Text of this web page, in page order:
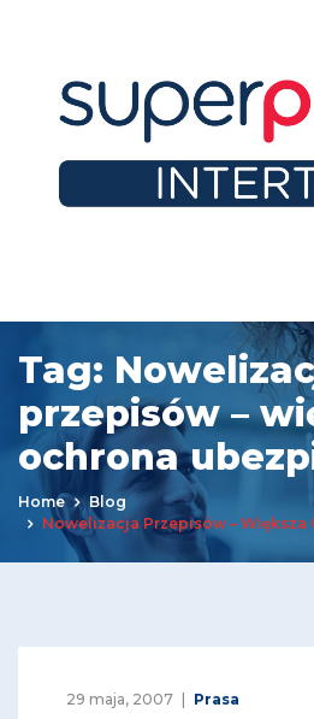
Tag:
przepisów –
ochrona
Home
Blog
Nowelizacja Przepisów –
29 maja, 2007 Prasa